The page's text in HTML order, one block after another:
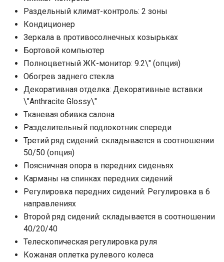
Раздельный климат-контроль: 2 зоны
Кондиционер
Зеркала в противосолнечных козырьках
Бортовой компьютер
Полноцветный ЖК-монитор: 9.2\" (опция)
Обогрев заднего стекла
Декоративная отделка: Декоративные вставки
\"Anthracite Glossy\"
Тканевая обивка салона
Разделительный подлокотник спереди
Третий ряд сидений: складывается в соотношении
50/50 (опция)
Поясничная опора в передних сиденьях
Карманы на спинках передних сидений
Регулировка передних сидений: Регулировка в 6
направлениях
Второй ряд сидений: складывается в соотношении
40/20/40
Телескопическая регулировка руля
Кожаная оплетка рулевого колеса